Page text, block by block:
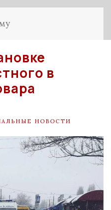
в
НОВОСТИ